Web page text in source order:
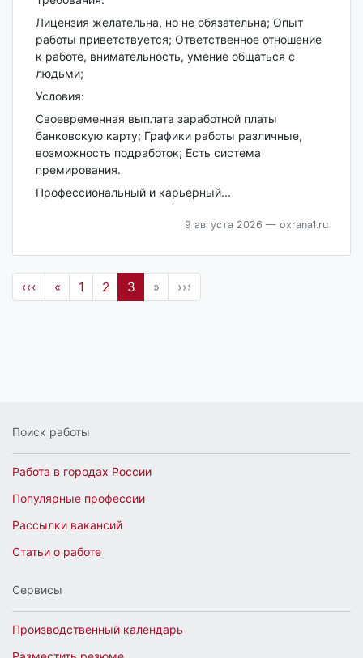
Лицензия желательна, но не обязательна; Опыт
работы приветствуется; Ответственное отношение
к работе, внимательность, умение общаться с
людьми;
Условия:
Своевременная выплата заработной платы
банковскую карту; Графики работы различные,
возможность подработок; Есть система
премирования.
Профессиональный и карьерный...
9 августа 2026 — oxrana1.ru
‹‹‹ « 1 2 3 » ›››
Поиск работы
Работа в городах России
Популярные профессии
Рассылки вакансий
Статьи о работе
Сервисы
Производственный календарь